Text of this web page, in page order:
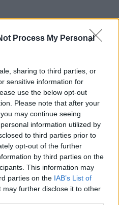
Process My Personal
sharing to third parties, or
sensitive information for
use the below opt-out
Please note that after your
may continue seeing
information utilized by
to third parties prior to
opt-out of the further
by third parties on the
This information may
parties on the IAB’s List of
may further disclose it to other
58 ξένοι
ζωή
του
μέσω:
χρημάτων